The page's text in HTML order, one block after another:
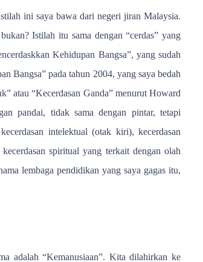
ini saya bawa dari negeri jiran Malaysia.
Istilah itu sama dengan “cerdas” yang
Kehidupan Bangsa”, yang sudah
Bangsa” pada tahun 2004, yang saya bedah
atau “Kecerdasan Ganda” menurut Howard
pandai, tidak sama dengan pintar, tetapi
intelektual (otak kiri), kecerdasan
spiritual yang terkait dengan olah
lembaga pendidikan yang saya gagas itu,
adalah “Kemanusiaan”. Kita dilahirkan ke